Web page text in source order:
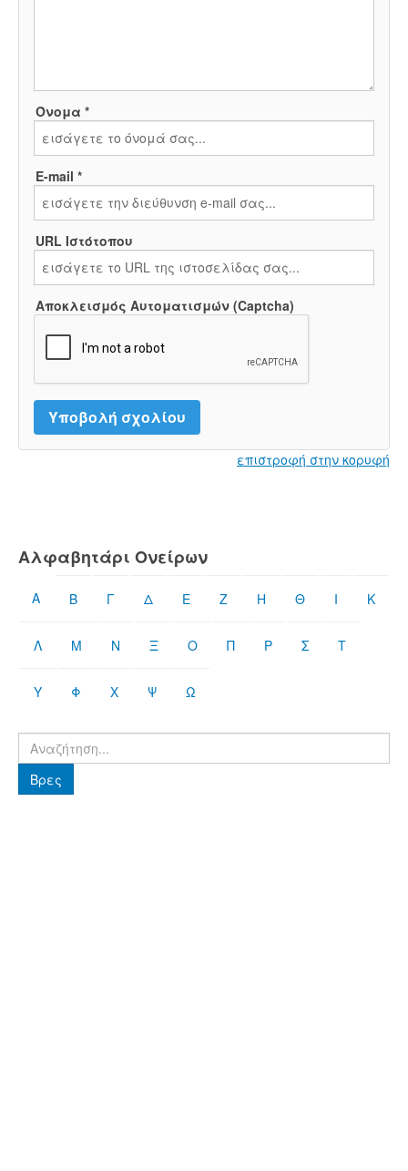
Όνομα *
E-mail *
URL Ιστότοπου
Αποκλεισμός Αυτοματισμών (Captcha)
επιστροφή στην κορυφή
Αλφαβητάρι Ονείρων
Α Β Γ Δ Ε Ζ Η Θ Ι Κ
Λ Μ Ν Ξ Ο Π Ρ Σ Τ
Υ Φ Χ Ψ Ω
Βρες
Βρες